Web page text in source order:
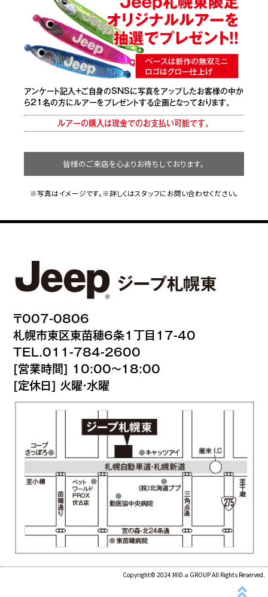
アンケート記入+ご自身のSNSに写真をアップしたお客様の中か
ら21名の方にルアーをプレゼントする企画となっております。
ルアーの購入は現金でのお支払い可能です。
皆様のご来店を心よりお待ちしております。
※写真はイメージです。※詳しくはスタッフにお問い合わせください。
〒007-0806
札幌市東区東苗穂6条1丁目17-40
TEL.011-784-2600
[営業時間] 10:00～18:00
[定休日] 火曜・水曜
Copyright© 2024 MID.α GROUP All Rights Reserved.